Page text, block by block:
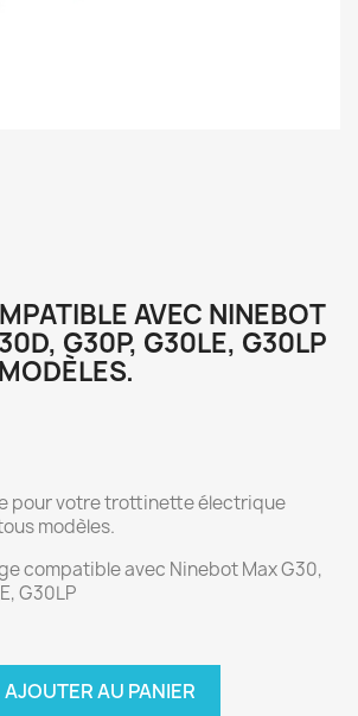
AVEC NINEBOT
G30P, G30LE, G30LP
pour votre trottinette électrique
modèles.
compatible avec Ninebot Max G30,
G30LP
AJOUTER AU PANIER